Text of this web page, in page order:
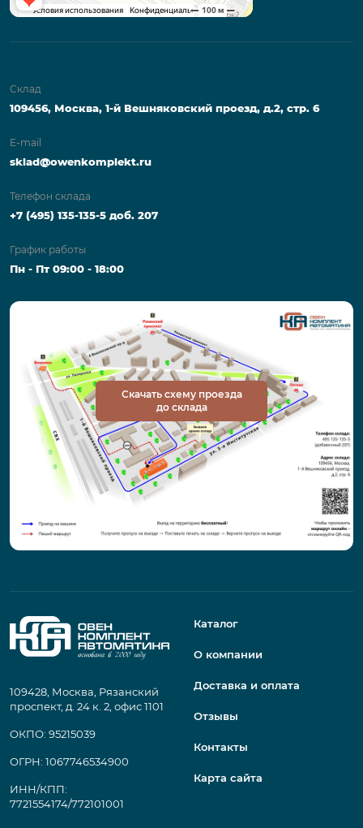
Склад
109456, Москва, 1-й Вешняковский проезд, д.2, стр. 6
E-mail
sklad@owenkomplekt.ru
Телефон склада
+7 (495) 135-135-5 доб. 207
График работы
Пн - Пт 09:00 - 18:00
Скачать схему проезда
до склада
109428, Москва, Рязанский
проспект, д. 24 к. 2, офис 1101
ОКПО: 95215039
ОГРН: 1067746534900
ИНН/КПП:
7721554174/772101001
Каталог
О компании
Доставка и оплата
Отзывы
Контакты
Карта сайта